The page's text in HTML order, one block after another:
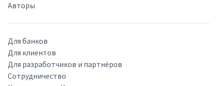
Авторы
Для банков
Для клиентов
Для разработчиков и партнёров
Сотрудничество